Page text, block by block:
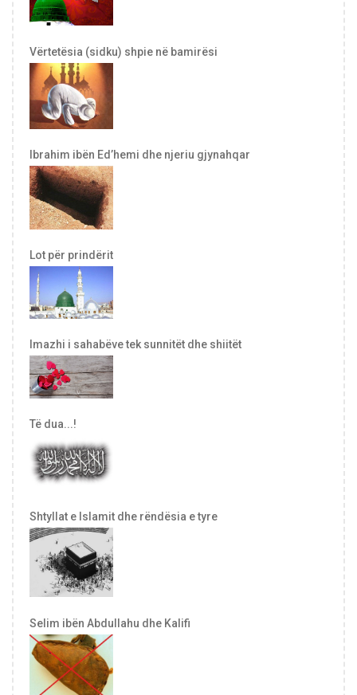
Vërtetësia (sidku) shpie në bamirësi
Ibrahim ibën Ed’hemi dhe njeriu gjynahqar
Lot për prindërit
Imazhi i sahabëve tek sunnitët dhe shiitët
Të dua...!
Shtyllat e Islamit dhe rëndësia e tyre
Selim ibën Abdullahu dhe Kalifi